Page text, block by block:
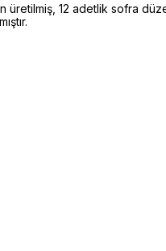
12 adetlik sofra